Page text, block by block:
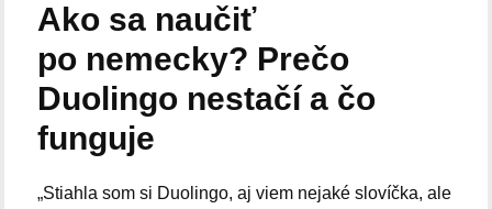
Ako sa naučiť
po nemecky? Prečo
Duolingo nestačí a čo
funguje
„Stiahla som si Duolingo, aj viem nejaké slovíčka, ale